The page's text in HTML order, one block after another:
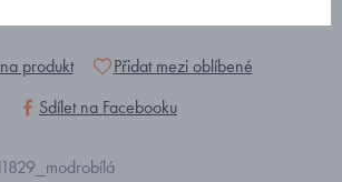
produkt
Přidat mezi oblíbené
Sdílet na Facebooku